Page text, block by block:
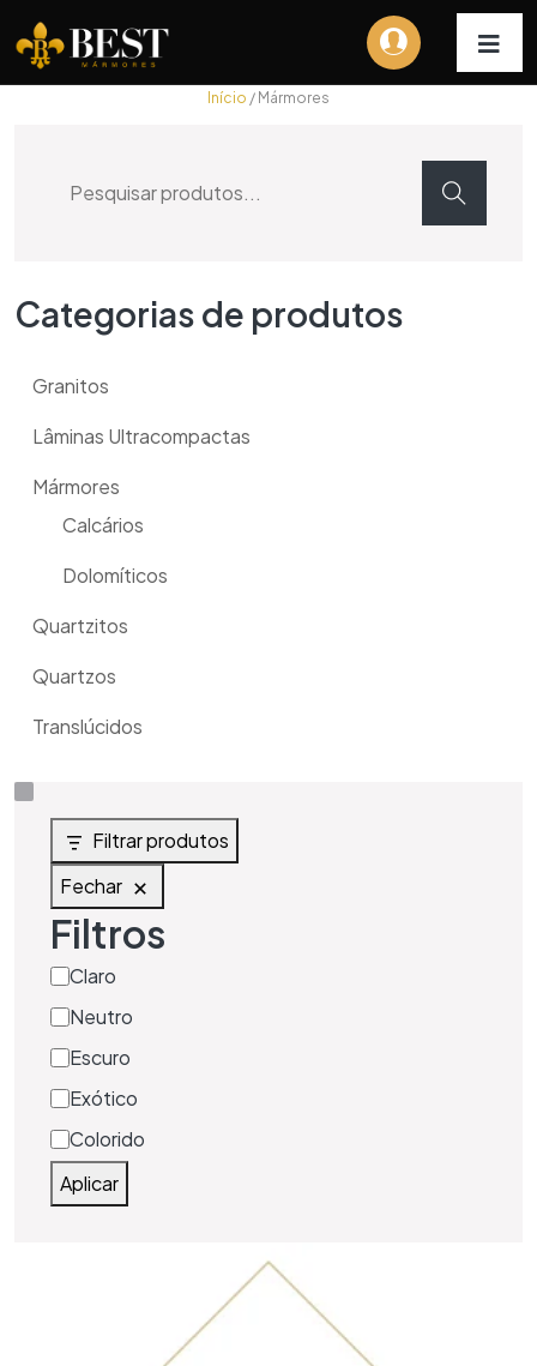
Início / Mármores
Categorias de produtos
Granitos
Lâminas Ultracompactas
Mármores
Calcários
Dolomíticos
Quartzitos
Quartzos
Translúcidos
Filtrar produtos
Fechar
Filtros
Tag
Claro
Neutro
Escuro
Exótico
Colorido
Aplicar